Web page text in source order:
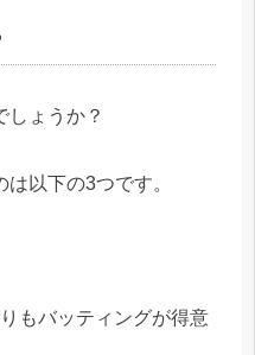
しょうか？
以下の3つです。
もバッティングが得意